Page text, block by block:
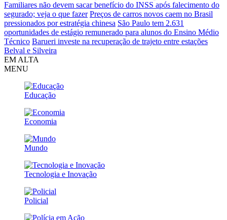
Familiares não devem sacar benefício do INSS após falecimento do
segurado; veja o que fazer Preços de carros novos caem no Brasil
pressionados por estratégia chinesa São Paulo tem 2.631
oportunidades de estágio remunerado para alunos do Ensino Médio
Técnico Barueri investe na recuperação de trajeto entre estações
Belval e Silveira
EM ALTA
MENU
Educação
Economia
Mundo
Tecnologia e Inovação
Policial